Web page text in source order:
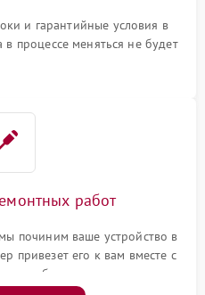
и гарантийные условия в
процессе меняться не будет
работ
починим ваше устройство в
привезет его к вам вместе с
бесплатно